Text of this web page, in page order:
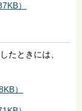
）
たときには、
）